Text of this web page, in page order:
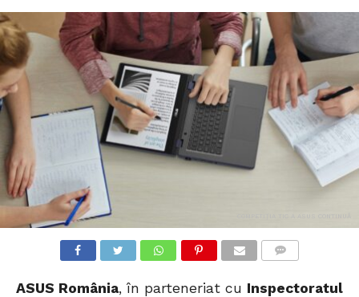
ASUS România, în parteneriat cu Inspectoratul